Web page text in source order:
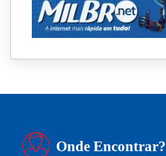
Onde Encontrar?